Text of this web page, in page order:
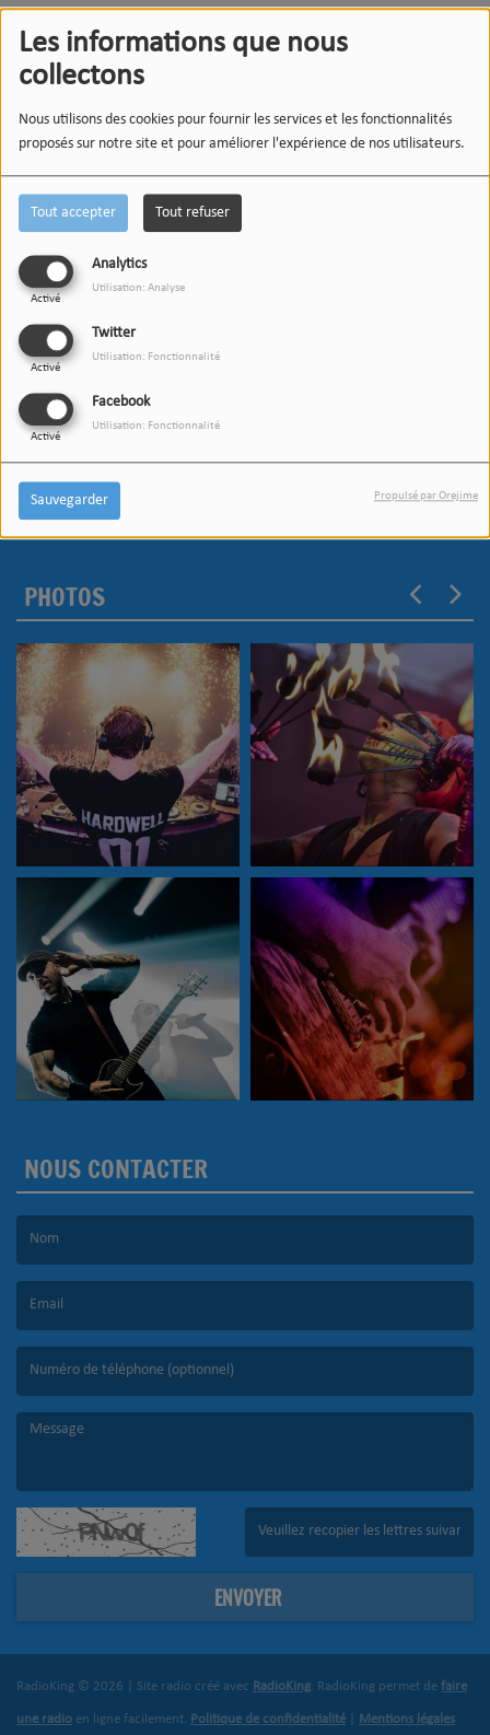
Les informations que nous
collectons
Nous utilisons des cookies pour fournir les services et les fonctionnalités
proposés sur notre site et pour améliorer l'expérience de nos utilisateurs.
Tout accepter Tout refuser
Analytics
Activé
Utilisation: Analyse
Twitter
Activé
Utilisation: Fonctionnalité
Facebook
Activé
Utilisation: Fonctionnalité
Sauvegarder Propulsé par Orejime
DÉDICACES
PHOTOS
NOUS CONTACTER
ENVOYER
RadioKing © 2026 | Site radio créé avec RadioKing. RadioKing permet de faire
une radio en ligne facilement. Politique de confidentialité Mentions légales